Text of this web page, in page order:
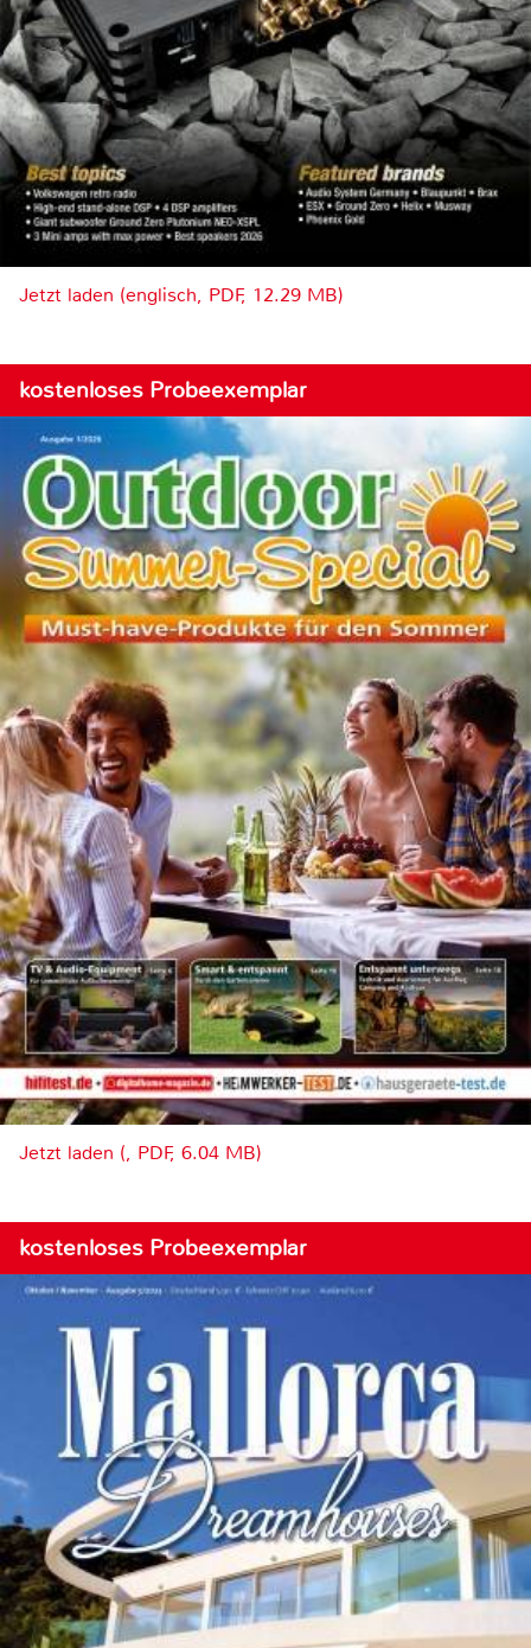
Jetzt laden (englisch, PDF, 12.29 MB)
kostenloses Probeexemplar
Jetzt laden (, PDF, 6.04 MB)
kostenloses Probeexemplar